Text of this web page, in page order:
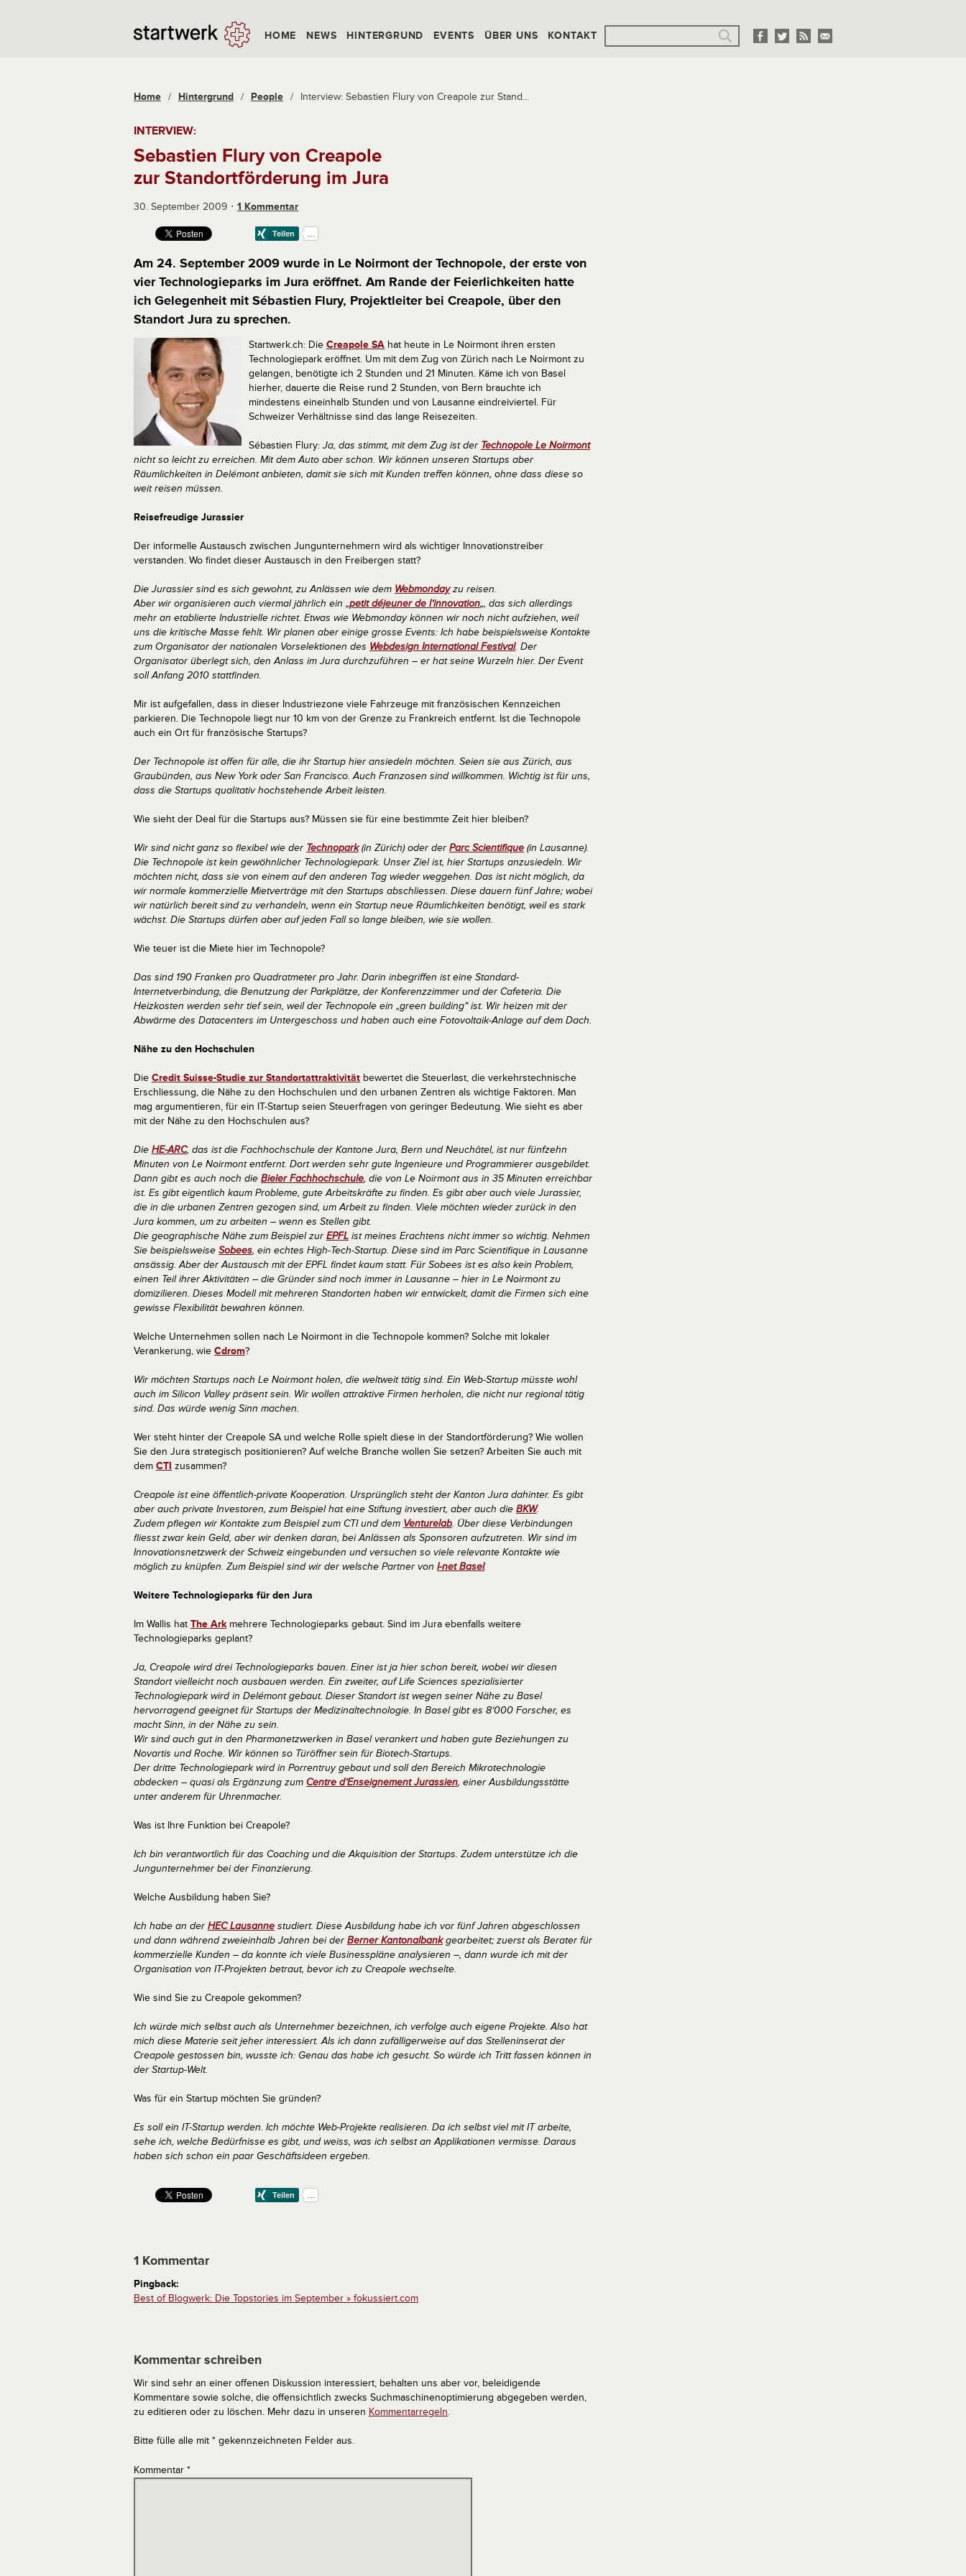
HOME NEWS HINTERGRUND EVENTS ÜBER UNS KONTAKT
Home / Hintergrund / People / Interview: Sebastien Flury von Creapole zur Stand...
INTERVIEW:
Sebastien Flury von Creapole
zur Standortförderung im Jura
30. September 2009 1 Kommentar
Am 24. September 2009 wurde in Le Noirmont der Technopole, der erste von
vier Technologieparks im Jura eröffnet. Am Rande der Feierlichkeiten hatte
ich Gelegenheit mit Sébastien Flury, Projektleiter bei Creapole, über den
Standort Jura zu sprechen.
Startwerk.ch: Die Creapole SA hat heute in Le Noirmont ihren ersten
Technologiepark eröffnet. Um mit dem Zug von Zürich nach Le Noirmont zu
gelangen, benötigte ich 2 Stunden und 21 Minuten. Käme ich von Basel
hierher, dauerte die Reise rund 2 Stunden, von Bern brauchte ich
mindestens eineinhalb Stunden und von Lausanne eindreiviertel. Für
Schweizer Verhältnisse sind das lange Reisezeiten.
Sébastien Flury:Ja, das stimmt, mit dem Zug ist der Technopole Le Noirmont
nicht so leicht zu erreichen. Mit dem Auto aber schon. Wir können unseren Startups aber
Räumlichkeiten in Delémont anbieten, damit sie sich mit Kunden treffen können, ohne dass diese so
weit reisen müssen.
Reisefreudige Jurassier
Der informelle Austausch zwischen Jungunternehmern wird als wichtiger Innovationstreiber
verstanden. Wo findet dieser Austausch in den Freibergen statt?
Die Jurassier sind es sich gewohnt, zu Anlässen wie dem Webmondayzu reisen.
Aber wir organisieren auch viermal jährlich ein „petit déjeuner de l’innovation„, das sich allerdings
mehr an etablierte Industrielle richtet. Etwas wie Webmonday können wir noch nicht aufziehen, weil
uns die kritische Masse fehlt. Wir planen aber einige grosse Events: Ich habe beispielsweise Kontakte
zum Organisator der nationalen Vorselektionen des Webdesign International Festival. Der
Organisator überlegt sich, den Anlass im Jura durchzuführen – er hat seine Wurzeln hier. Der Event
soll Anfang 2010 stattfinden.
Mir ist aufgefallen, dass in dieser Industriezone viele Fahrzeuge mit französischen Kennzeichen
parkieren. Die Technopole liegt nur 10 km von der Grenze zu Frankreich entfernt. Ist die Technopole
auch ein Ort für französische Startups?
Der Technopole ist offen für alle, die ihr Startup hier ansiedeln möchten. Seien sie aus Zürich, aus
Graubünden, aus New York oder San Francisco. Auch Franzosen sind willkommen. Wichtig ist für uns,
dass die Startups qualitativ hochstehende Arbeit leisten.
Wie sieht der Deal für die Startups aus? Müssen sie für eine bestimmte Zeit hier bleiben?
Wir sind nicht ganz so flexibel wie der Technopark(in Zürich) oder der Parc Scientifique (in Lausanne).
Die Technopole ist kein gewöhnlicher Technologiepark. Unser Ziel ist, hier Startups anzusiedeln. Wir
möchten nicht, dass sie von einem auf den anderen Tag wieder weggehen. Das ist nicht möglich, da
wir normale kommerzielle Mietverträge mit den Startups abschliessen. Diese dauern fünf Jahre; wobei
wir natürlich bereit sind zu verhandeln, wenn ein Startup neue Räumlichkeiten benötigt, weil es stark
wächst. Die Startups dürfen aber auf jeden Fall so lange bleiben, wie sie wollen.
Wie teuer ist die Miete hier im Technopole?
Das sind 190 Franken pro Quadratmeter pro Jahr. Darin inbegriffen ist eine Standard-
Internetverbindung, die Benutzung der Parkplätze, der Konferenzzimmer und der Cafeteria. Die
Heizkosten werden sehr tief sein, weil der Technopole ein „green building“ ist. Wir heizen mit der
Abwärme des Datacenters im Untergeschoss und haben auch eine Fotovoltaik-Anlage auf dem Dach.
Nähe zu den Hochschulen
Die Credit Suisse-Studie zur Standortattraktivität bewertet die Steuerlast, die verkehrstechnische
Erschliessung, die Nähe zu den Hochschulen und den urbanen Zentren als wichtige Faktoren. Man
mag argumentieren, für ein IT-Startup seien Steuerfragen von geringer Bedeutung. Wie sieht es aber
mit der Nähe zu den Hochschulen aus?
Die HE-ARC, das ist die Fachhochschule der Kantone Jura, Bern und Neuchâtel, ist nur fünfzehn
Minuten von Le Noirmont entfernt. Dort werden sehr gute Ingenieure und Programmierer ausgebildet.
Dann gibt es auch noch die Bieler Fachhochschule, die von Le Noirmont aus in 35 Minuten erreichbar
ist. Es gibt eigentlich kaum Probleme, gute Arbeitskräfte zu finden. Es gibt aber auch viele Jurassier,
die in die urbanen Zentren gezogen sind, um Arbeit zu finden. Viele möchten wieder zurück in den
Jura kommen, um zu arbeiten – wenn es Stellen gibt.
Die geographische Nähe zum Beispiel zur EPFL ist meines Erachtens nicht immer so wichtig. Nehmen
Sie beispielsweise Sobees, ein echtes High-Tech-Startup. Diese sind im Parc Scientifique in Lausanne
ansässig. Aber der Austausch mit der EPFL findet kaum statt. Für Sobees ist es also kein Problem,
einen Teil ihrer Aktivitäten – die Gründer sind noch immer in Lausanne – hier in Le Noirmont zu
domizilieren. Dieses Modell mit mehreren Standorten haben wir entwickelt, damit die Firmen sich eine
gewisse Flexibilität bewahren können.
Welche Unternehmen sollen nach Le Noirmont in die Technopole kommen? Solche mit lokaler
Verankerung, wie Cdrom?
Wir möchten Startups nach Le Noirmont holen, die weltweit tätig sind. Ein Web-Startup müsste wohl
auch im Silicon Valley präsent sein. Wir wollen attraktive Firmen herholen, die nicht nur regional tätig
sind. Das würde wenig Sinn machen.
Wer steht hinter der Creapole SA und welche Rolle spielt diese in der Standortförderung? Wie wollen
Sie den Jura strategisch positionieren? Auf welche Branche wollen Sie setzen? Arbeiten Sie auch mit
dem CTI zusammen?
Creapole ist eine öffentlich-private Kooperation. Ursprünglich steht der Kanton Jura dahinter. Es gibt
aber auch private Investoren, zum Beispiel hat eine Stiftung investiert, aber auch die BKW.
Zudem pflegen wir Kontakte zum Beispiel zum CTI und dem Venturelab. Über diese Verbindungen
fliesst zwar kein Geld, aber wir denken daran, bei Anlässen als Sponsoren aufzutreten. Wir sind im
Innovationsnetzwerk der Schweiz eingebunden und versuchen so viele relevante Kontakte wie
möglich zu knüpfen. Zum Beispiel sind wir der welsche Partner von I-net Basel.
Weitere Technologieparks für den Jura
Im Wallis hat The Arkmehrere Technologieparks gebaut. Sind im Jura ebenfalls weitere
Technologieparks geplant?
Ja, Creapole wird drei Technologieparks bauen. Einer ist ja hier schon bereit, wobei wir diesen
Standort vielleicht noch ausbauen werden. Ein zweiter, auf Life Sciences spezialisierter
Technologiepark wird in Delémont gebaut. Dieser Standort ist wegen seiner Nähe zu Basel
hervorragend geeignet für Startups der Medizinaltechnologie. In Basel gibt es 8’000 Forscher, es
macht Sinn, in der Nähe zu sein.
Wir sind auch gut in den Pharmanetzwerken in Basel verankert und haben gute Beziehungen zu
Novartis und Roche. Wir können so Türöffner sein für Biotech-Startups.
Der dritte Technologiepark wird in Porrentruy gebaut und soll den Bereich Mikrotechnologie
abdecken – quasi als Ergänzung zum Centre d’Enseignement Jurassien, einer Ausbildungsstätte
unter anderem für Uhrenmacher.
Was ist Ihre Funktion bei Creapole?
Ich bin verantwortlich für das Coaching und die Akquisition der Startups. Zudem unterstütze ich die
Jungunternehmer bei der Finanzierung.
Welche Ausbildung haben Sie?
Ich habe an der HEC Lausanne studiert. Diese Ausbildung habe ich vor fünf Jahren abgeschlossen
und dann während zweieinhalb Jahren bei der Berner Kantonalbankgearbeitet; zuerst als Berater für
kommerzielle Kunden – da konnte ich viele Businesspläne analysieren –, dann wurde ich mit der
Organisation von IT-Projekten betraut, bevor ich zu Creapole wechselte.
Wie sind Sie zu Creapole gekommen?
Ich würde mich selbst auch als Unternehmer bezeichnen, ich verfolge auch eigene Projekte. Also hat
mich diese Materie seit jeher interessiert. Als ich dann zufälligerweise auf das Stelleninserat der
Creapole gestossen bin, wusste ich: Genau das habe ich gesucht. So würde ich Tritt fassen können in
der Startup-Welt.
Was für ein Startup möchten Sie gründen?
Es soll ein IT-Startup werden. Ich möchte Web-Projekte realisieren. Da ich selbst viel mit IT arbeite,
sehe ich, welche Bedürfnisse es gibt, und weiss, was ich selbst an Applikationen vermisse. Daraus
haben sich schon ein paar Geschäftsideen ergeben.
1 Kommentar
Pingback:
Best of Blogwerk: Die Topstories im September » fokussiert.com
Kommentar schreiben
Wir sind sehr an einer offenen Diskussion interessiert, behalten uns aber vor, beleidigende
Kommentare sowie solche, die offensichtlich zwecks Suchmaschinenoptimierung abgegeben werden,
zu editieren oder zu löschen. Mehr dazu in unseren Kommentarregeln.
Bitte fülle alle mit * gekennzeichneten Felder aus.
Kommentar *